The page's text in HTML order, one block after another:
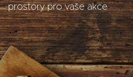
prostory pro vaše akce